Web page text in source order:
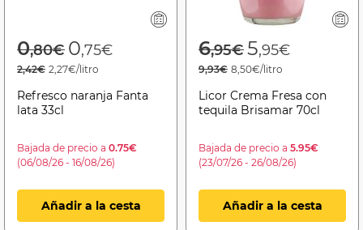
Price reduced from
0,80€to
0,75€
2,42€ 2,27€/litro
Refresco naranja Fanta
lata 33cl
Bajada de precio a 0.75€
(06/08/26 - 16/08/26)
Añadir a la cesta
Price reduced
6,95€to
5,95€
9,93€ 8,50€/litro
Licor Crema Fresa con
tequila Brisamar 70cl
Bajada de precio a 5.95€
(23/07/26 - 26/08/26)
Añadir a la cesta